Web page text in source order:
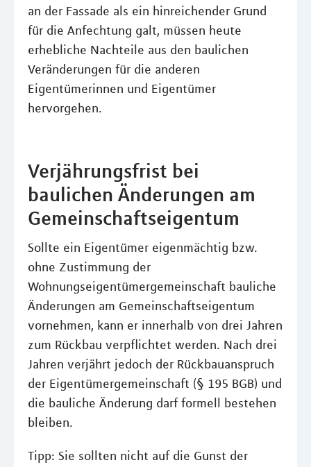
an der Fassade als ein hinreichender Grund
für die Anfechtung galt, müssen heute
erhebliche Nachteile aus den baulichen
Veränderungen für die anderen
Eigentümerinnen und Eigentümer
hervorgehen.
Verjährungsfrist bei
baulichen Änderungen am
Gemeinschaftseigentum
Sollte ein Eigentümer eigenmächtig bzw.
ohne Zustimmung der
Wohnungseigentümergemeinschaft bauliche
Änderungen am Gemeinschaftseigentum
vornehmen, kann er innerhalb von drei Jahren
zum Rückbau verpflichtet werden. Nach drei
Jahren verjährt jedoch der Rückbauanspruch
der Eigentümergemeinschaft (§ 195 BGB) und
die bauliche Änderung darf formell bestehen
bleiben.
Tipp: Sie sollten nicht auf die Gunst der